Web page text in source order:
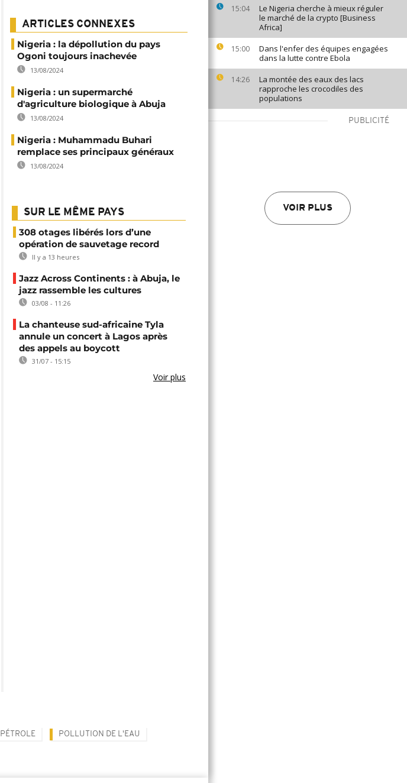
15:04
Le Nigeria cherche à mieux réguler
le marché de la crypto [Business
Africa]
15:00
Dans l'enfer des équipes engagées
dans la lutte contre Ebola
14:26
La montée des eaux des lacs
rapproche les crocodiles des
populations
PUBLICITÉ
VOIR PLUS
ARTICLES CONNEXES
Nigeria : la dépollution du pays
Ogoni toujours inachevée
13/08/2024
Nigeria : un supermarché
d'agriculture biologique à Abuja
13/08/2024
Nigeria : Muhammadu Buhari
remplace ses principaux généraux
13/08/2024
SUR LE MÊME PAYS
308 otages libérés lors d’une
opération de sauvetage record
Il y a 13 heures
Jazz Across Continents : à Abuja, le
jazz rassemble les cultures
03/08 - 11:26
La chanteuse sud-africaine Tyla
annule un concert à Lagos après
des appels au boycott
31/07 - 15:15
Voir plus
PÉTROLE POLLUTION DE L'EAU